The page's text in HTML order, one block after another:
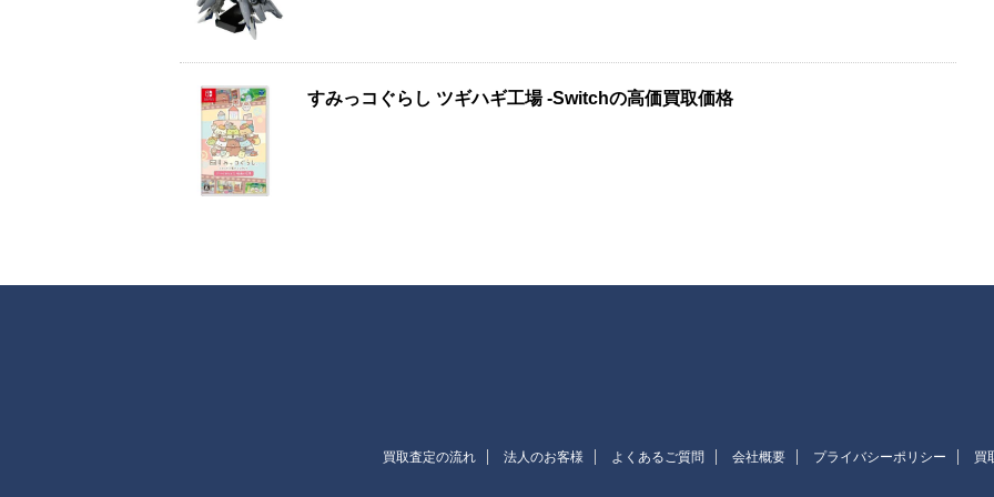
すみっコぐらし ツギハギ工場 -Switchの高価買取価格
買取査定の流れ 法人のお客様 よくあるご質問 会社概要 プライバシーポリシー 買